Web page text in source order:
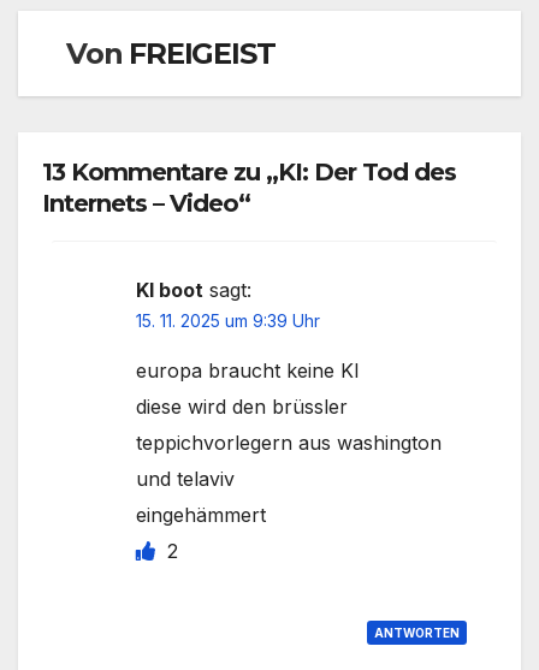
Von FREIGEIST
13 Kommentare zu „KI: Der Tod des
Internets – Video“
KI boot sagt:
15. 11. 2025 um 9:39 Uhr
europa braucht keine KI
diese wird den brüssler
teppichvorlegern aus washington
und telaviv
eingehämmert
2
ANTWORTEN